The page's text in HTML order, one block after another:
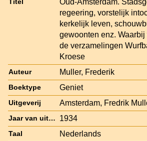
Titel
regeering, vorstelijk
kerkelijk leven,
gewoonten enz.
de verzamelingen
Kroese
Auteur Muller, Frederik
Boektype Geniet
Uitgeverij Amsterdam, Fredrik
Jaar van uitgave 1934
Taal Nederlands